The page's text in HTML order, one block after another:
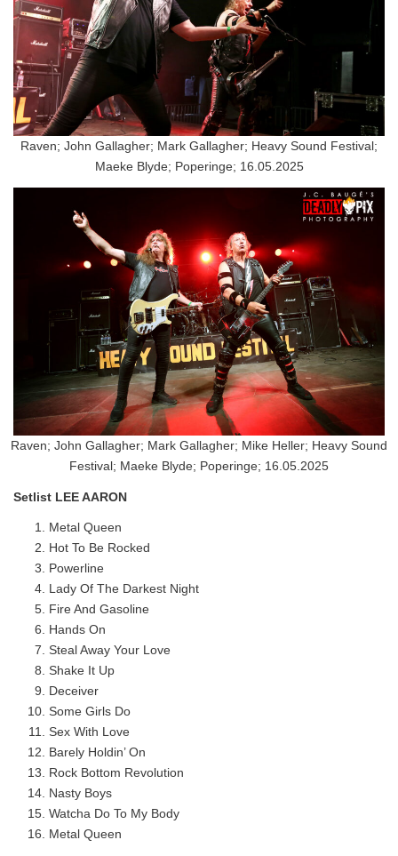
Raven; John Gallagher; Mark Gallagher; Heavy Sound Festival;
Maeke Blyde; Poperinge; 16.05.2025
Raven; John Gallagher; Mark Gallagher; Mike Heller; Heavy Sound
Festival; Maeke Blyde; Poperinge; 16.05.2025
Setlist LEE AARON
Metal Queen
Hot To Be Rocked
Powerline
Lady Of The Darkest Night
Fire And Gasoline
Hands On
Steal Away Your Love
Shake It Up
Deceiver
Some Girls Do
Sex With Love
Barely Holdin’ On
Rock Bottom Revolution
Nasty Boys
Watcha Do To My Body
Metal Queen